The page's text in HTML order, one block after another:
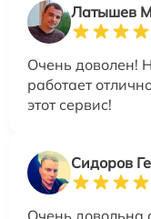
Латышев
Очень доволен!
работает
этот сервис!
Сидоров
Очень довольна